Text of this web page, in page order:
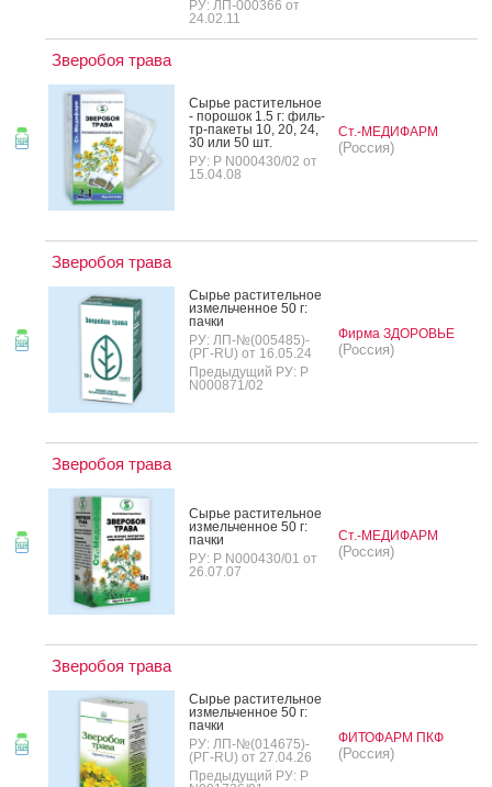
РУ: ЛП-000366 от
24.02.11
Зверобоя трава
Сырье рас­ти­тель­ное
- по­рошок 1.5 г: филь­
тр-па­кеты 10, 20, 24,
30 или 50 шт.
РУ: Р N000430/02 от
15.04.08
Ст.-МЕДИФАРМ
(Россия)
Зверобоя трава
Сырье рас­ти­тель­ное
из­мель­чен­ное 50 г:
пач­ки
РУ: ЛП-№(005485)-
(РГ-RU) от 16.05.24
Предыдущий РУ: Р
N000871/02
Фирма ЗДОРОВЬЕ
(Россия)
Зверобоя трава
Сырье рас­ти­тель­ное
из­мель­чен­ное 50 г:
пач­ки
РУ: Р N000430/01 от
26.07.07
Ст.-МЕДИФАРМ
(Россия)
Зверобоя трава
Сырье рас­ти­тель­ное
из­мель­чен­ное 50 г:
пач­ки
РУ: ЛП-№(014675)-
(РГ-RU) от 27.04.26
Предыдущий РУ: Р
ФИТОФАРМ ПКФ
(Россия)